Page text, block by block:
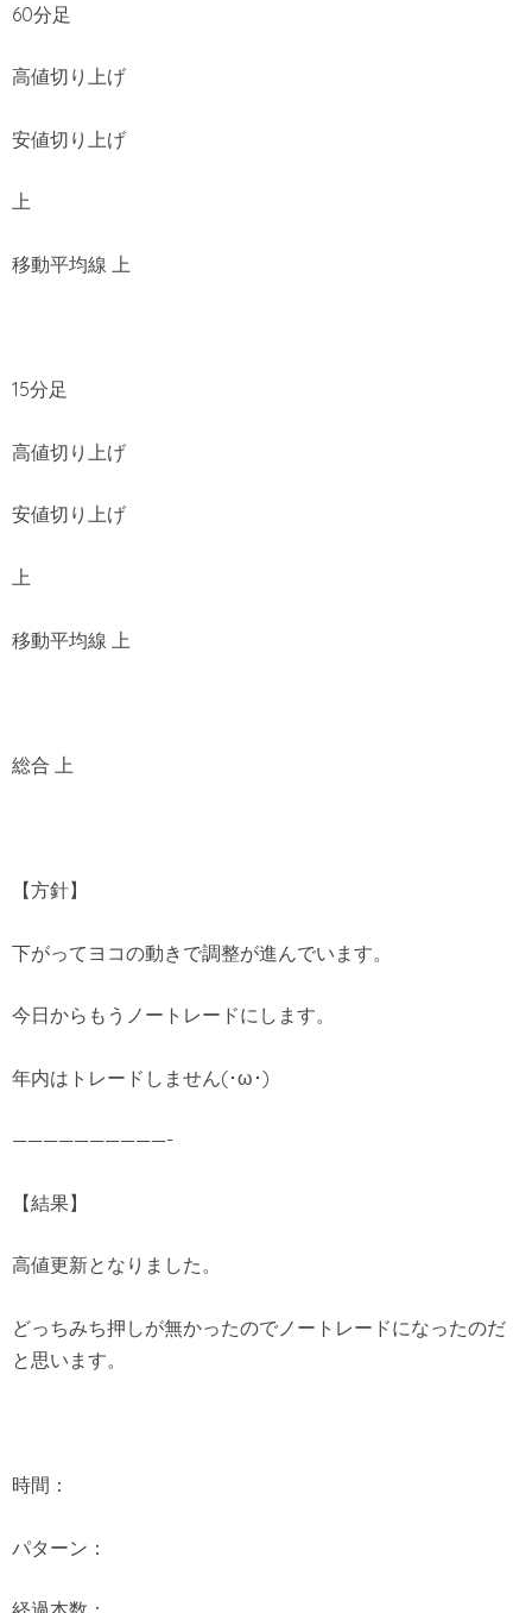
60分足
高値切り上げ
安値切り上げ
上
移動平均線 上
15分足
高値切り上げ
安値切り上げ
上
移動平均線 上
総合 上
【方針】
下がってヨコの動きで調整が進んでいます。
今日からもうノートレードにします。
年内はトレードしません(･ω･)
——————————-
【結果】
高値更新となりました。
どっちみち押しが無かったのでノートレードになったのだ
と思います。
時間：
パターン：